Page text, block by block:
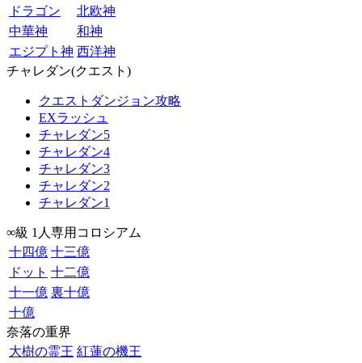
ドラゴン
北欧神
中華神
和神
エジプト神 西洋神
チャレダン(クエスト)
クエストダンジョン攻略
EXラッシュ
チャレダン5
チャレダン4
チャレダン3
チャレダン2
チャレダン1
∞級 1人専用コロシアム
十四億 十三億
ドット 十二億
十一億 裏十億
十億
奈落の重界
大樹の霊王 紅蓮の機王